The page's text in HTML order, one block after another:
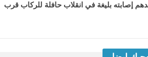
إصابته بليغة في انقلاب حافلة للركاب قرب